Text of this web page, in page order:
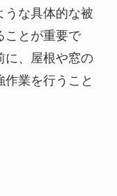
うな具体的な被
ことが重要で
に、屋根や窓の
業を行うこと